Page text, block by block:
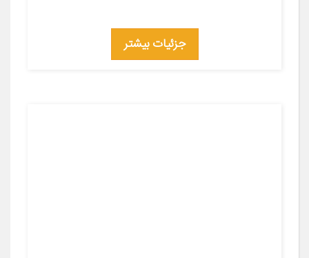
جزئیات بیشتر